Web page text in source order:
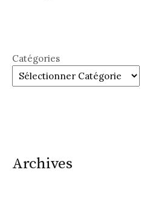
Catégories
Archives